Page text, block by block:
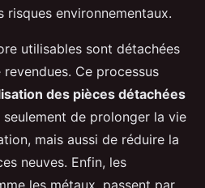
environnementaux.
utilisables sont détachées
Ce processus
des pièces détachées
de prolonger la vie
mais aussi de réduire la
neuves. Enfin, les